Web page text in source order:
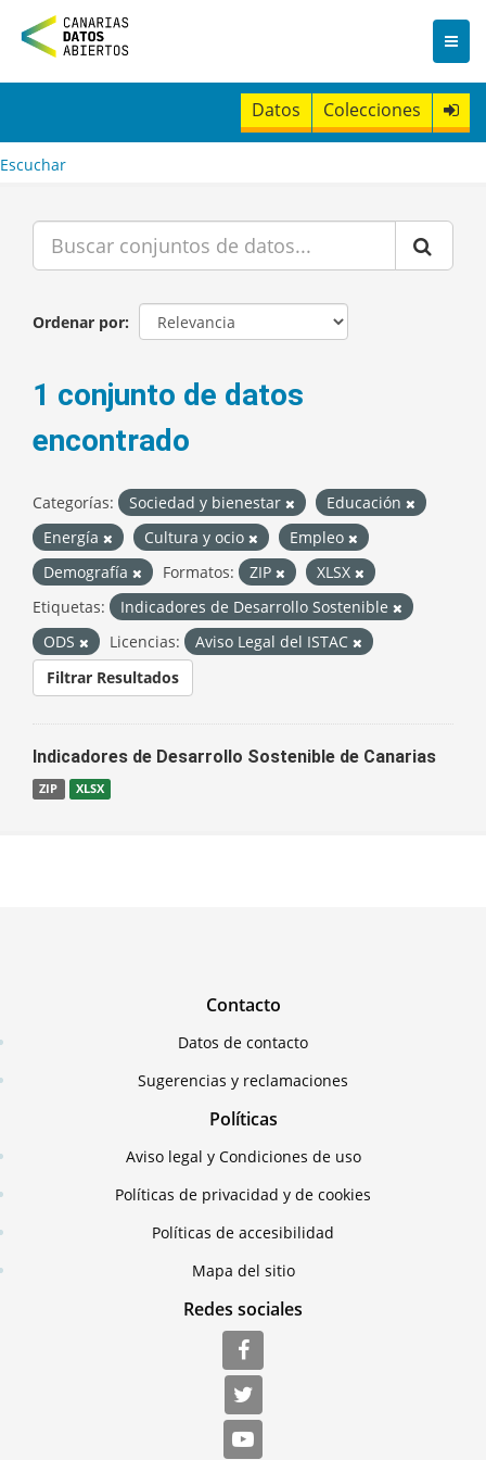
n
t
Datos Colecciones
Escuchar
Ordenar por
1 conjunto de datos
encontrado
Categorías: Sociedad y bienestar
Educación
Energía
Cultura y ocio
Empleo
Demografía
Formatos: ZIP
XLSX
Etiquetas:
Indicadores de Desarrollo Sostenible
ODS
Licencias:
Aviso Legal del ISTAC
Filtrar Resultados
Indicadores de Desarrollo Sostenible de Canarias
ZIP XLSX
Contacto
Datos de contacto
Sugerencias y reclamaciones
Políticas
Aviso legal y Condiciones de uso
Políticas de privacidad y de cookies
Políticas de accesibilidad
Mapa del sitio
Redes sociales